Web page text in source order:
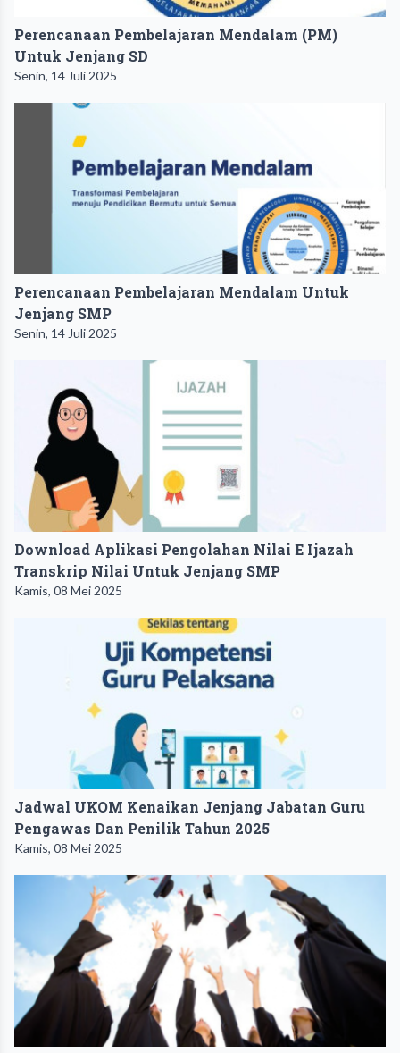
Perencanaan Pembelajaran Mendalam (PM)
Untuk Jenjang SD
Senin, 14 Juli 2025
Perencanaan Pembelajaran Mendalam Untuk
Jenjang SMP
Senin, 14 Juli 2025
Download Aplikasi Pengolahan Nilai E Ijazah
Transkrip Nilai Untuk Jenjang SMP
Kamis, 08 Mei 2025
Jadwal UKOM Kenaikan Jenjang Jabatan Guru
Pengawas Dan Penilik Tahun 2025
Kamis, 08 Mei 2025